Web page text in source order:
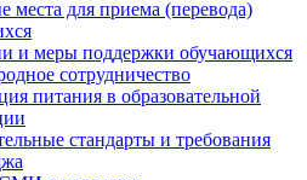
места для приема (перевода)
и меры поддержки обучающихся
сотрудничество
питания в образовательной
стандарты и требования